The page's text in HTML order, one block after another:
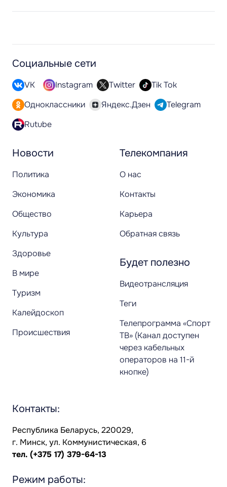
Новости
Политика
Экономика
Общество
Культура
Здоровье
В мире
Туризм
Калейдоскоп
Происшествия
Телекомпания
О нас
Контакты
Карьера
Обратная связь
Будет полезно
Видеотрансляция
Теги
Телепрограмма «Спорт
ТВ» (Канал доступен
через кабельных
операторов на 11-й
кнопке)
Социальные сети
VK Instagram Twitter
Tik Tok
Одноклассники
Яндекс.Дзен
Telegram
Rutube
Контакты:
Республика Беларусь, 220029,
г. Минск, ул. Коммунистическая, 6
тел. (+375 17) 379-64-13
Режим работы: